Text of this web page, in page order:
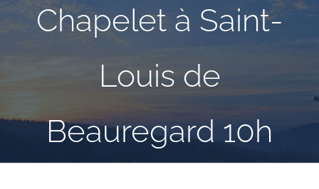
Chapelet à Saint-
Louis de
Beauregard 10h